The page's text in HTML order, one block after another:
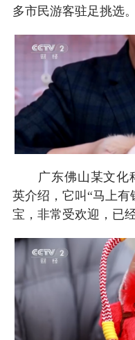
多市民游客驻足挑选。
广东佛山某文化
英介绍，它叫“马上
宝，非常受欢迎，已